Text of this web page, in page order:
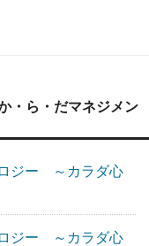
・ら・だマネジメン
ジー ～カラダ心
ジー ～カラダ心